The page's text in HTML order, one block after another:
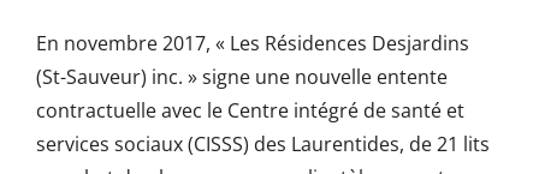
En novembre 2017, « Les Résidences Desjardins
(St-Sauveur) inc. » signe une nouvelle entente
contractuelle avec le Centre intégré de santé et
services sociaux (CISSS) des Laurentides, de 21 lits